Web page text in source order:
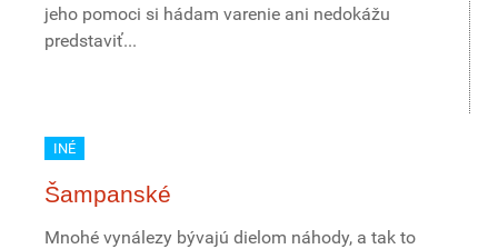
jeho pomoci si hádam varenie ani nedokážu
predstaviť...
INÉ
Šampanské
Mnohé vynálezy bývajú dielom náhody, a tak to